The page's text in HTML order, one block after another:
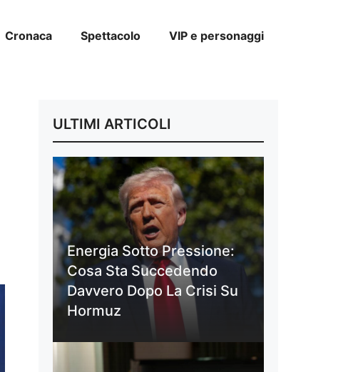
Cronaca Spettacolo VIP e personaggi
ULTIMI ARTICOLI
Energia Sotto Pressione:
Cosa Sta Succedendo
Davvero Dopo La Crisi Su
Hormuz